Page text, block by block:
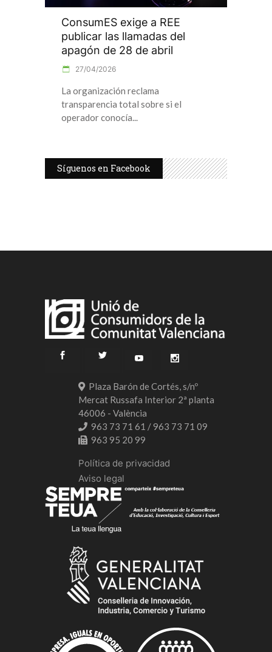
ConsumES exige a REE
publicar las llamadas del
apagón de 28 de abril
27/04/2026
La organización reclama
transparencia total sobre si el
operador conocía
Síguenos en Facebook
Plaza Barón de Cortés, s/nº
Mercat Russafa Interior 2ª planta
46006 - València
963 73 71 61 / 963 73 71 09
963 95 20 99
Política de privacidad
Aviso legal